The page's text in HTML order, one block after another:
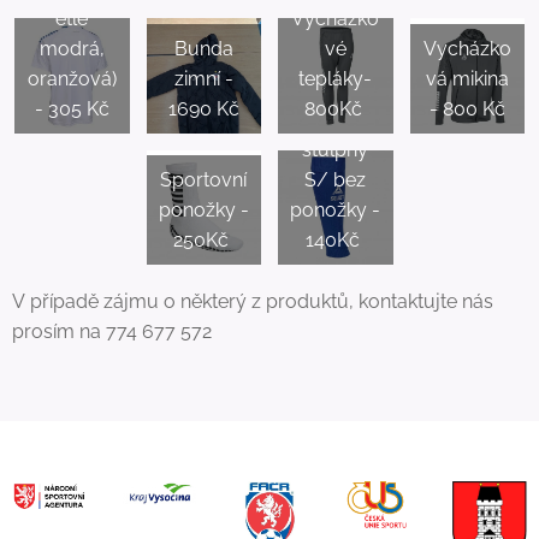
ětlě
modrá,
oranžová)
- 305 Kč
Bunda
zimní -
1690 Kč
Vycházko
vé
tepláky-
800Kč
Vycházko
vá mikina
- 800 Kč
Sportovní
ponožky -
250Kč
Hráčské
štulpny
S/ bez
ponožky -
140Kč
V případě zájmu o některý z produktů, kontaktujte nás
prosím na 774 677 572